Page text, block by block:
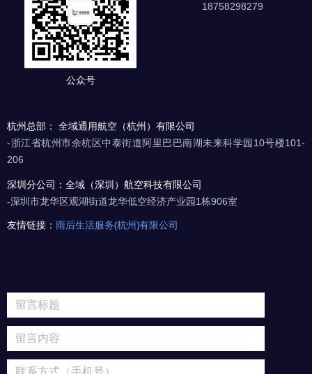
杭州总部： 全域通用航空（杭州）有限公司
-浙江省杭州市余杭区中泰街道阿里巴巴南湖未来科学园10号楼101-
206
深圳分公司：全域（深圳）航空科技有限公司
-深圳市龙华区观湖街道龙华低空经济产业园1栋906室
友情链接： 雨后生活服务(杭州)有限公司
公众号
18758298279